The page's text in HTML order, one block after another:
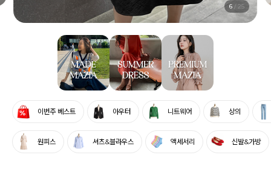
7 /25
이번주 베스트 아우터 니트웨어 상의
원피스 셔츠&블라우스 액세서리 신발&가방